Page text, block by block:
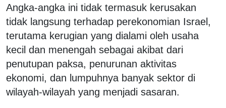
Angka-angka ini tidak termasuk kerusakan
tidak langsung terhadap perekonomian Israel,
terutama kerugian yang dialami oleh usaha
kecil dan menengah sebagai akibat dari
penutupan paksa, penurunan aktivitas
ekonomi, dan lumpuhnya banyak sektor di
wilayah-wilayah yang menjadi sasaran.